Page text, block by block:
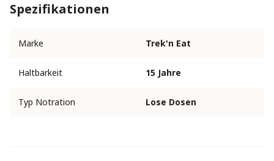
Spezifikationen
Marke Trek'n Eat
Haltbarkeit 15 Jahre
Typ Notration Lose Dosen